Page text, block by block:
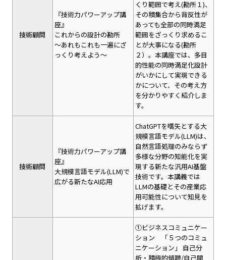
技術顧問
『技術力パワーアップ講
座』
これからの設計の勘所
～あれもこれも一遍にざ
っくり考えよう～
くり範囲で考え(勘所１)、
その積集合から背反性が
あっても全部の同時満足
範囲をざっくり求めるこ
とが大事になる(勘所
２）。本講座では、多目
的性能の同時満足化設計
がいかにして実現できる
かについて、その考え方
を分かりやすく紹介しま
す。
技術顧問
『技術力パワーアップ講
座』
大規模言語モデル(LLM)で
広がる新たなAI応用
ChatGPTを嚆矢とする大
規模言語モデル(LLM)は、
自然言語処理のみならず
多様な分野の知能化を実
現する新たな汎用AI基盤
技術です。本講義では
LLMの基礎とその産業応
用可能性について知見を
拡げます。
①ビジネスコミュニケー
ション 「５つのコミュ
ニケーション」 自己分
析・積極的傾聴/自己開